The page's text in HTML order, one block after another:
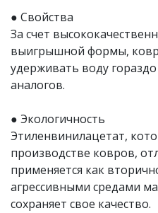
● Свойства
За счет
выигрышной формы,
удерживать воду
аналогов.
● Экологичность
Этиленвинилацетат,
производстве ковров,
применяется как
агрессивными средами
сохраняет свое качество.